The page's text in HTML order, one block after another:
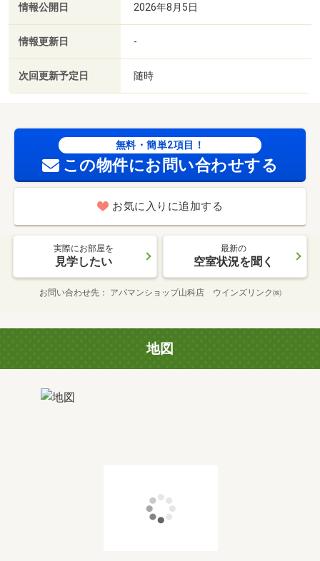
情報公開日 2026年8月5日
情報更新日 -
次回更新予定日 随時
無料・簡単2項目！
この物件にお問い合わせする
お気に入りに追加する
実際にお部屋を
見学したい
最新の
空室状況を聞く
お問い合わせ先 アパマンショップ山科店 ウインズリンク㈱
地図